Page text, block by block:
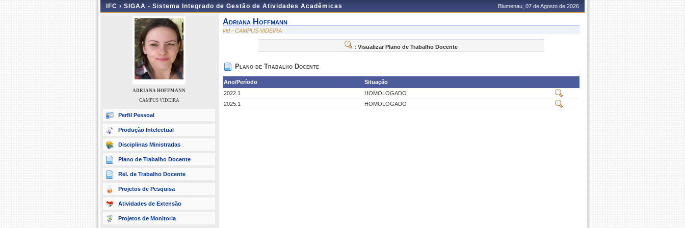
IFC › SIGAA - Sistema Integrado de Gestão de Atividades Acadêmicas Blumenau, 07 de Agosto de 2026
ADRIANA HOFFMANN
CAMPUS VIDEIRA
Perfil Pessoal
Produção Intelectual
Disciplinas Ministradas
Plano de Trabalho Docente
Rel. de Trabalho Docente
Projetos de Pesquisa
Atividades de Extensão
Projetos de Monitoria
Adriana Hoffmann
vid - CAMPUS VIDEIRA
: Visualizar Plano de Trabalho Docente
Plano de Trabalho Docente
Ano/Período
Situação
2022.1
HOMOLOGADO
2025.1
HOMOLOGADO